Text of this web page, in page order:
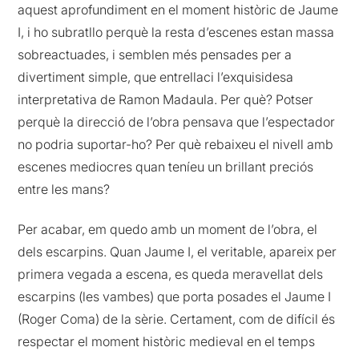
aquest aprofundiment en el moment històric de Jaume
I, i ho subratllo perquè la resta d’escenes estan massa
sobreactuades, i semblen més pensades per a
divertiment simple, que entrellaci l’exquisidesa
interpretativa de Ramon Madaula. Per què? Potser
perquè la direcció de l’obra pensava que l’espectador
no podria suportar-ho? Per què rebaixeu el nivell amb
escenes mediocres quan teníeu un brillant preciós
entre les mans?
Per acabar, em quedo amb un moment de l’obra, el
dels escarpins. Quan Jaume I, el veritable, apareix per
primera vegada a escena, es queda meravellat dels
escarpins (les vambes) que porta posades el Jaume I
(Roger Coma) de la sèrie. Certament, com de difícil és
respectar el moment històric medieval en el temps